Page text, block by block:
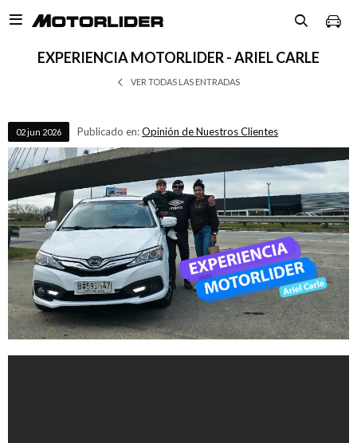

EXPERIENCIA MOTORLIDER - ARIEL CARLE
VER TODAS LAS ENTRADAS
02jun 2026 Publicado en:Opinión de Nuestros Clientes